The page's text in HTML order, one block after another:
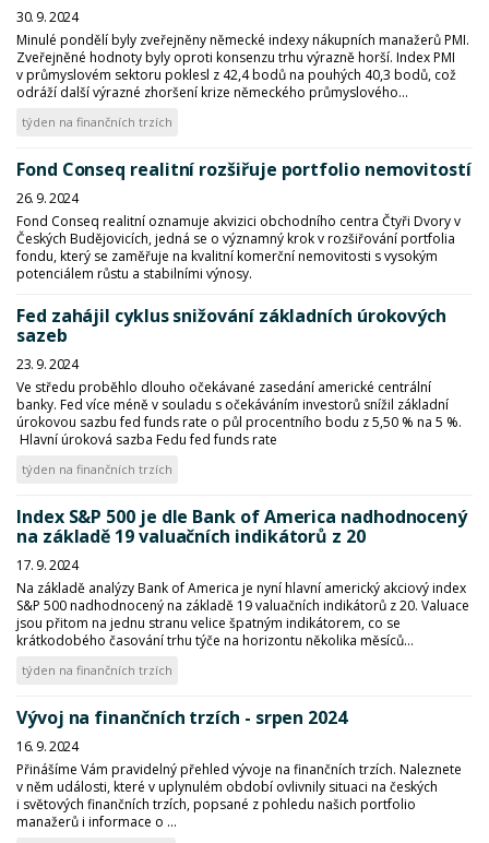
30. 9. 2024
Minulé pondělí byly zveřejněny německé indexy nákupních manažerů PMI.
Zveřejněné hodnoty byly oproti konsenzu trhu výrazně horší. Index PMI
v průmyslovém sektoru poklesl z 42,4 bodů na pouhých 40,3 bodů, což
odráží další výrazné zhoršení krize německého průmyslového...
týden na finančních trzích
Fond Conseq realitní rozšiřuje portfolio nemovitostí
26. 9. 2024
Fond Conseq realitní oznamuje akvizici obchodního centra Čtyři Dvory v
Českých Budějovicích, jedná se o významný krok v rozšiřování portfolia
fondu, který se zaměřuje na kvalitní komerční nemovitosti s vysokým
potenciálem růstu a stabilními výnosy.
Fed zahájil cyklus snižování základních úrokových
sazeb
23. 9. 2024
Ve středu proběhlo dlouho očekávané zasedání americké centrální
banky. Fed více méně v souladu s očekáváním investorů snížil základní
úrokovou sazbu fed funds rate o půl procentního bodu z 5,50 % na 5 %.
Hlavní úroková sazba Fedu fed funds rate
týden na finančních trzích
Index S&P 500 je dle Bank of America nadhodnocený
na základě 19 valuačních indikátorů z 20
17. 9. 2024
Na základě analýzy Bank of America je nyní hlavní americký akciový index
S&P 500 nadhodnocený na základě 19 valuačních indikátorů z 20. Valuace
jsou přitom na jednu stranu velice špatným indikátorem, co se
krátkodobého časování trhu týče na horizontu několika měsíců...
týden na finančních trzích
Vývoj na finančních trzích - srpen 2024
16. 9. 2024
Přinášíme Vám pravidelný přehled vývoje na finančních trzích. Naleznete
v něm události, které v uplynulém období ovlivnily situaci na českých
i světových finančních trzích, popsané z pohledu našich portfolio
manažerů i informace o ...